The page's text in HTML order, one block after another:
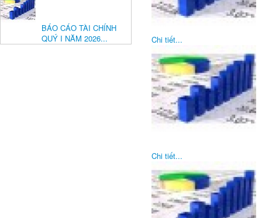
BÁO CÁO TÀI CHÍNH
QUÝ I NĂM 2026...
Chi tiết...
Chi tiết...